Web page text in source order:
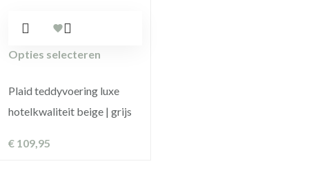
Opties selecteren
Plaid teddyvoering luxe
hotelkwaliteit beige | grijs
€ 109,95